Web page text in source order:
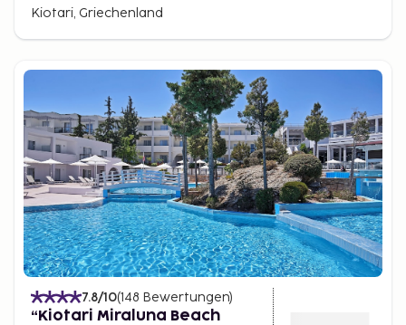
Kiotari, Griechenland
7.8/10(148 Bewertungen)
“Kiotari Miraluna Beach